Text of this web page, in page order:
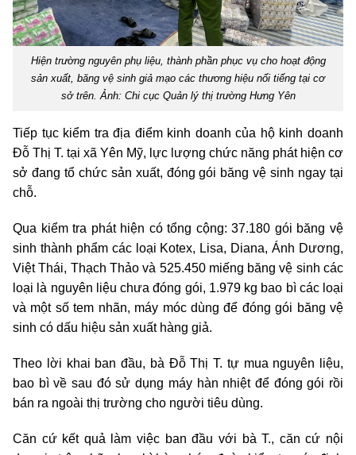
Hiện trường nguyên phụ liệu, thành phần phục vụ cho hoạt động
sản xuất, băng vệ sinh giả mạo các thương hiệu nổi tiếng tại cơ
sở trên. Ảnh: Chi cục Quản lý thị trường Hưng Yên
Tiếp tục kiểm tra địa điểm kinh doanh của hộ kinh doanh
Đỗ Thị T. tại xã Yên Mỹ, lực lượng chức năng phát hiện cơ
sở đang tổ chức sản xuất, đóng gói băng vệ sinh ngay tại
chỗ.
Qua kiểm tra phát hiện có tổng cộng: 37.180 gói băng vệ
sinh thành phẩm các loại Kotex, Lisa, Diana, Ánh Dương,
Việt Thái, Thạch Thảo và 525.450 miếng băng vệ sinh các
loại là nguyên liệu chưa đóng gói, 1.979 kg bao bì các loại
và một số tem nhãn, máy móc dùng để đóng gói băng vệ
sinh có dấu hiệu sản xuất hàng giả.
Theo lời khai ban đầu, bà Đỗ Thị T. tự mua nguyên liệu,
bao bì về sau đó sử dụng máy hàn nhiệt để đóng gói rồi
bán ra ngoài thị trường cho người tiêu dùng.
Căn cứ kết quả làm việc ban đầu với bà T., căn cứ nội